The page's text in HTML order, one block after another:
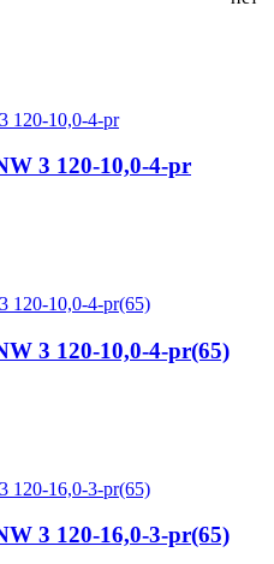
3 120-10,0-4-pr
3 120-10,0-4-pr(65)
3 120-16,0-3-pr(65)